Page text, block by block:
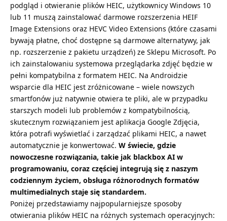
podgląd i otwieranie plików HEIC, użytkownicy Windows 10
lub 11 muszą zainstalować darmowe rozszerzenia HEIF
Image Extensions oraz HEVC Video Extensions (które czasami
bywają płatne, choć dostępne są darmowe alternatywy, jak
np. rozszerzenie z pakietu urządzeń) ze Sklepu Microsoft. Po
ich zainstalowaniu systemowa przeglądarka zdjęć będzie w
pełni kompatybilna z formatem HEIC. Na Androidzie
wsparcie dla HEIC jest zróżnicowane – wiele nowszych
smartfonów już natywnie otwiera te pliki, ale w przypadku
starszych modeli lub problemów z kompatybilnością,
skutecznym rozwiązaniem jest aplikacja Google Zdjęcia,
która potrafi wyświetlać i zarządzać plikami HEIC, a nawet
automatycznie je konwertować. W świecie, gdzie
nowoczesne rozwiązania, takie jak blackbox AI w
programowaniu, coraz częściej integrują się z naszym
codziennym życiem, obsługa różnorodnych formatów
multimedialnych staje się standardem.
Poniżej przedstawiamy najpopularniejsze sposoby
otwierania plików HEIC na różnych systemach operacyjnych: